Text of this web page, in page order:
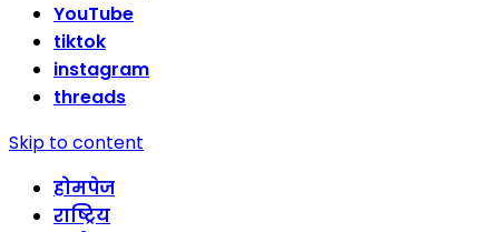
YouTube
tiktok
instagram
threads
Skip to content
होमपेज
राष्ट्रिय